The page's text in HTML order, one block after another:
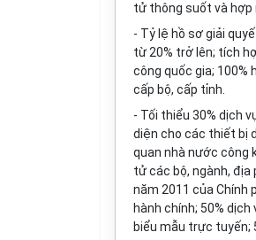
tử thông suốt và hợp
- Tỷ lệ hồ sơ giải
từ 20% trở lên; tích
công quốc gia;
cấp bộ, cấp tỉnh.
- Tối thiểu 30% dịch
diện cho các thiết bị
quan nhà nước công
tử các bộ, ngành,
năm 2011 của Chính
hành chính; 50%
biểu mẫu trực tuyến;